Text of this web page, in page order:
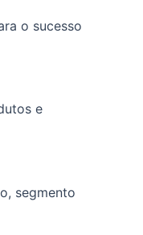
o sucesso
e
segmento